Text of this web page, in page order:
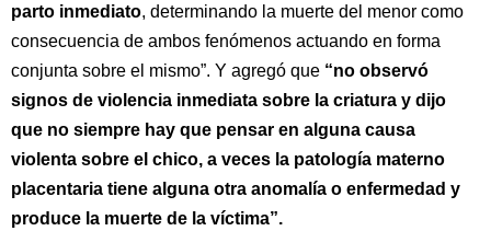
parto inmediato, determinando la muerte del menor como
consecuencia de ambos fenómenos actuando en forma
conjunta sobre el mismo”. Y agregó que “no observó
signos de violencia inmediata sobre la criatura y dijo
que no siempre hay que pensar en alguna causa
violenta sobre el chico, a veces la patología materno
placentaria tiene alguna otra anomalía o enfermedad y
produce la muerte de la víctima”.